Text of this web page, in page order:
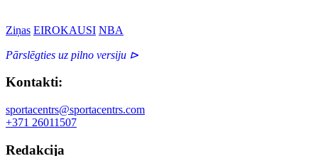
Ziņas EIROKAUSI NBA
Pārslēgties uz pilno versiju ⊳
Kontakti:
sportacentrs@sportacentrs.com
+371 26011507
Redakcija